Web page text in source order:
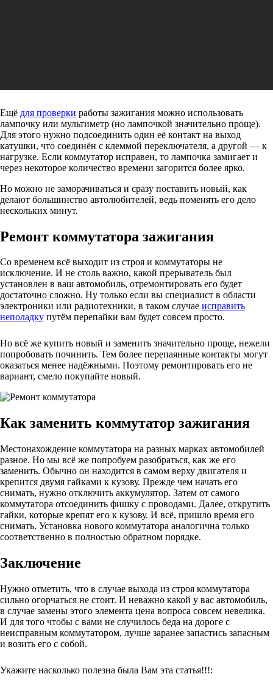
Ещё для проверки работы зажигания можно использовать
лампочку или мультиметр (но лампочкой значительно проще).
Для этого нужно подсоединить один её контакт на выход
катушки, что соединён с клеммой переключателя, а другой — к
нагрузке. Если коммутатор исправен, то лампочка замигает и
через некоторое количество времени загорится более ярко.
Но можно не заморачиваться и сразу поставить новый, как
делают большинство автолюбителей, ведь поменять его дело
нескольких минут.
Ремонт коммутатора зажигания
Со временем всё выходит из строя и коммутаторы не
исключение. И не столь важно, какой прерыватель был
установлен в ваш автомобиль, отремонтировать его будет
достаточно сложно. Ну только если вы специалист в области
электроники или радиотехники, в таком случае исправить
неполадку путём перепайки вам будет совсем просто.
Но всё же купить новый и заменить значительно проще, нежели
попробовать починить. Тем более перепаянные контакты могут
оказаться менее надёжными. Поэтому ремонтировать его не
вариант, смело покупайте новый.
Как заменить коммутатор зажигания
Местонахождение коммутатора на разных марках автомобилей
разное. Но мы всё же попробуем разобраться, как же его
заменить. Обычно он находится в самом верху двигателя и
крепится двумя гайками к кузову. Прежде чем начать его
снимать, нужно отключить аккумулятор. Затем от самого
коммутатора отсоединить фишку с проводами. Далее, открутить
гайки, которые крепят его к кузову. И всё, пришло время его
снимать. Установка нового коммутатора аналогична только
соответственно в полностью обратном порядке.
Заключение
Нужно отметить, что в случае выхода из строя коммутатора
сильно огорчаться не стоит. И неважно какой у вас автомобиль,
в случае замены этого элемента цена вопроса совсем невелика.
И для того чтобы с вами не случилось беда на дороге с
неисправным коммутатором, лучше заранее запастись запасным
и возить его с собой.
Укажите насколько полезна была Вам эта статья!!!: